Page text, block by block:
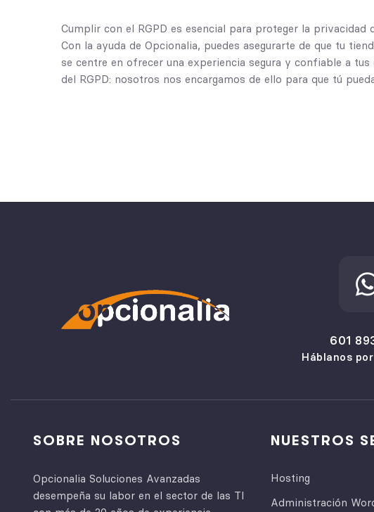
Cumplir con el RGPD es esencial para proteger la
Con la ayuda de Opcionalia, puedes asegurarte de que tu
se centre en ofrecer una experiencia segura y confiable a
del RGPD: nosotros nos encargamos de ello para que tú
601
Háblanos
SOBRE NOSOTROS
Opcionalia Soluciones Avanzadas
desempeña su labor en el sector de las TI
NUESTROS
Hosting
Administración